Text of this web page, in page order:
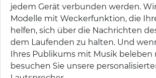
jedem Gerät verbunden werden.
Modelle mit Weckerfunktion, die
helfen, sich über die Nachrichten
dem Laufenden zu halten. Und
Ihres Publikums mit Musik beleben
besuchen Sie unsere